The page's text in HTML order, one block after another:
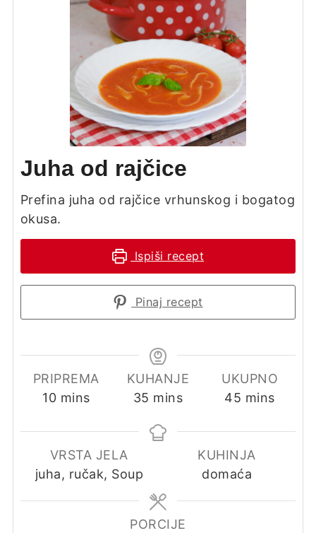
Juha od rajčice
Prefina juha od rajčice vrhunskog i bogatog
okusa.
Ispiši recept
Pinaj recept
PRIPREMA
10minutes
mins
KUHANJE
35 minutes
mins
UKUPNO
45 minutes
mins
VRSTA JELA
juha, ručak, Soup
KUHINJA
domaća
PORCIJE